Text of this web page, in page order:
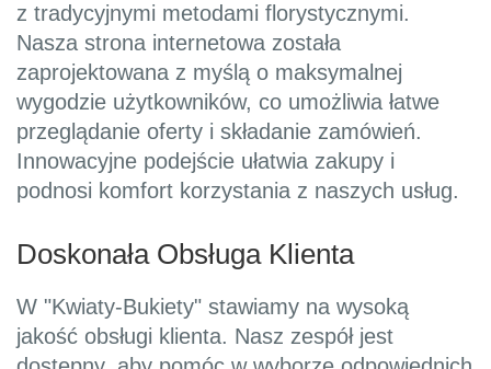
z tradycyjnymi metodami florystycznymi.
Nasza strona internetowa została
zaprojektowana z myślą o maksymalnej
wygodzie użytkowników, co umożliwia łatwe
przeglądanie oferty i składanie zamówień.
Innowacyjne podejście ułatwia zakupy i
podnosi komfort korzystania z naszych usług.
Doskonała Obsługa Klienta
W "Kwiaty-Bukiety" stawiamy na wysoką
jakość obsługi klienta. Nasz zespół jest